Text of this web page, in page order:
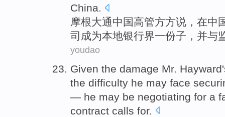
China.
摩根大通中国高管方方说 ， 在中
司 成为本地银行界一份子 ，并与
youdao
Given the damage Mr. Hayward
the difficulty he may face
— he may be negotiating for a
contract calls for.